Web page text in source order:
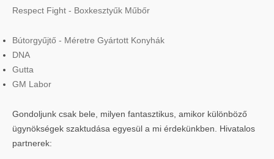
Respect Fight - Boxkesztyűk Műbőr
Bútorgyűjtő - Méretre Gyártott Konyhák
DNA
Gutta
GM Labor
Gondoljunk csak bele, milyen fantasztikus, amikor különböző
ügynökségek szaktudása egyesül a mi érdekünkben. Hivatalos
partnerek: